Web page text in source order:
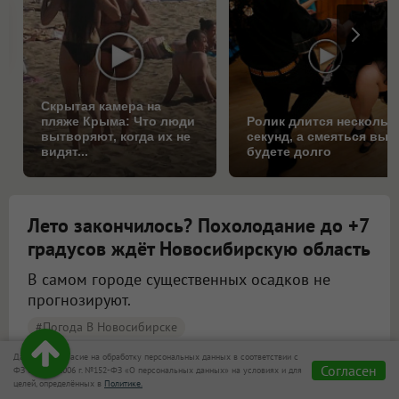
Скрытая камера на
пляже Крыма: Что люди
вытворяют, когда их не
видят...
Ролик длится
секунд, а смеяться вы
будете долго
Лето закончилось? Похолодание до +7
градусов ждёт Новосибирскую область
В самом городе существенных осадков не
прогнозируют.
#Погода В Новосибирске
Даю своё согласие на обработку персональных данных в соответствии с
ФЗ от 27.07.2006 г. №152-ФЗ «О персональных данных» на условиях и для
целей, определённых в Политике.
Согласен